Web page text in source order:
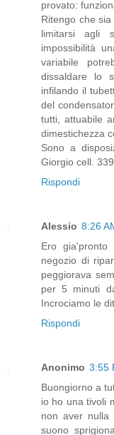
provato:
Ritengo che
limitarsi agli
impossibilità
variabile
dissaldare lo
infilando il
del
tutti, attuabile
dimestichezza
Sono a
Giorgio cell.
Rispondi
Alessio 8:26
Ero
negozio di
peggiorava
per 5 minuti
Incrociamo le
Rispondi
Anonimo 3:55
Buongiorno a
io ho una tivoli
non aver nulla
suono